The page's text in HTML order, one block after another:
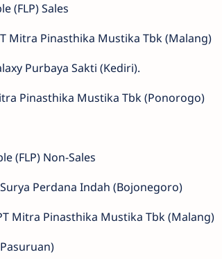
(FLP) Sales
Mitra Pinasthika Mustika Tbk (Malang)
Purbaya Sakti (Kediri).
Pinasthika Mustika Tbk (Ponorogo)
(FLP) Non-Sales
Perdana Indah (Bojonegoro)
Mitra Pinasthika Mustika Tbk (Malang)